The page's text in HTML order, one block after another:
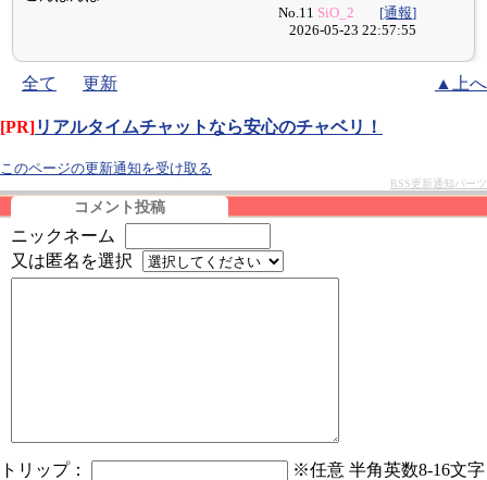
No.11 SiO_2
[通報]
2026-05-23 22:57:55
全て 更新 ▲上へ
[PR]リアルタイムチャットなら安心のチャベリ！
このページの更新通知を受け取る
RSS更新通知パーツ
コメント投稿
ニックネーム
又は匿名を選択
トリップ： ※任意 半角英数8-16文字